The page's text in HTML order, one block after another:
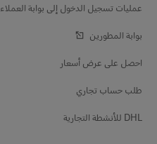
عمليات تسجيل الدخول إلى بوابة العملاء
بوابة المطورين
احصل على عرض أسعار
طلب حساب تجاري
DHL للأنشطة التجارية